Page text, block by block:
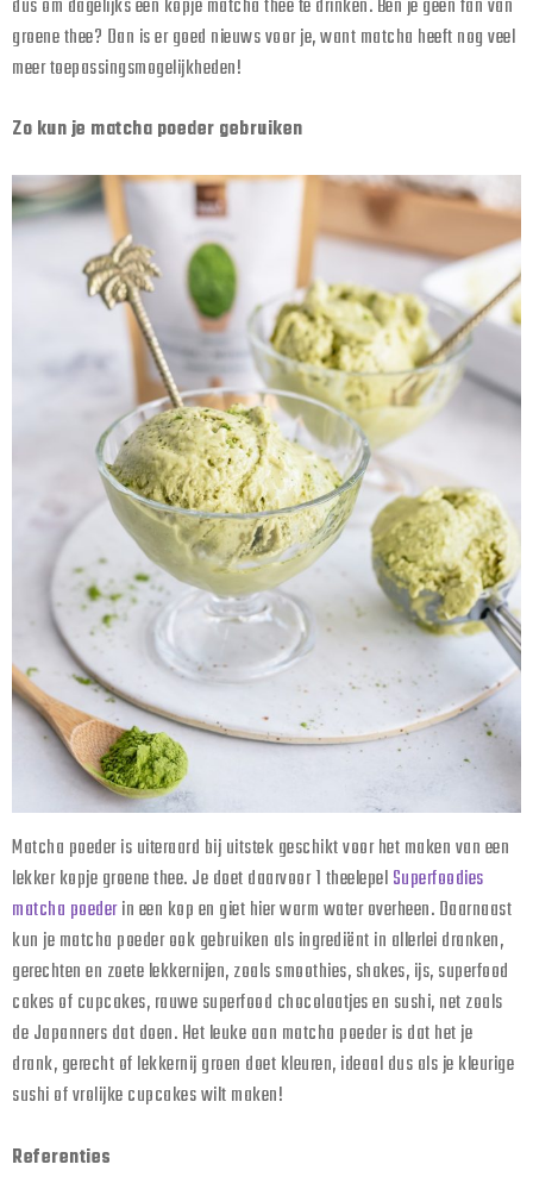
dus om dagelijks een kopje matcha thee te drinken. Ben je geen fan van
groene thee? Dan is er goed nieuws voor je, want matcha heeft nog veel
meer toepassingsmogelijkheden!
Zo kun je matcha poeder gebruiken
Matcha poeder is uiteraard bij uitstek geschikt voor het maken van een
lekker kopje groene thee. Je doet daarvoor 1 theelepelSuperfoodies
matcha poederin een kop en giet hier warm water overheen. Daarnaast
kun je matcha poeder ook gebruiken als ingrediënt in allerlei dranken,
gerechten en zoete lekkernijen, zoals smoothies, shakes, ijs, superfood
cakes of cupcakes, rauwe superfood chocolaatjes en sushi, net zoals
de Japanners dat doen. Het leuke aan matcha poeder is dat het je
drank, gerecht of lekkernij groen doet kleuren, ideaal dus als je kleurige
sushi of vrolijke cupcakes wilt maken!
Referenties